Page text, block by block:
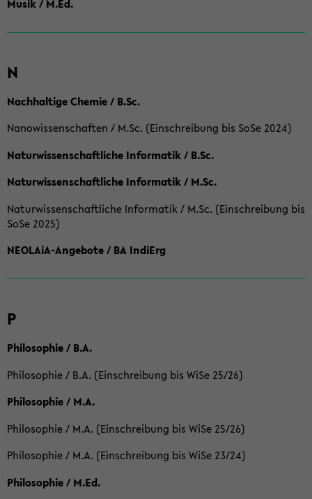
Musik / M.Ed.
N
Nachhaltige Chemie / B.Sc.
Nanowissenschaften / M.Sc. (Einschreibung bis SoSe 2024)
Naturwissenschaftliche Informatik / B.Sc.
Naturwissenschaftliche Informatik / M.Sc.
Naturwissenschaftliche Informatik / M.Sc. (Einschreibung bis
SoSe 2025)
NEOLAiA-Angebote / BA IndiErg
P
Philosophie / B.A.
Philosophie / B.A. (Einschreibung bis WiSe 25/26)
Philosophie / M.A.
Philosophie / M.A. (Einschreibung bis WiSe 25/26)
Philosophie / M.A. (Einschreibung bis WiSe 23/24)
Philosophie / M.Ed.